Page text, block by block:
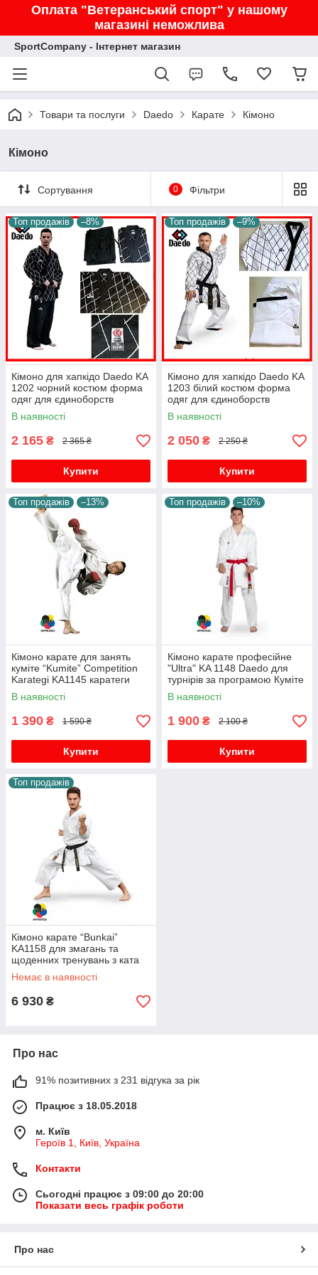
Оплата "Ветеранський спорт" у нашому
магазині неможлива
SportCompany - Інтернет магазин
Товари та послуги Daedo Карате Кімоно
Кімоно
Сортування 0 Фільтри
Топ продажів –8%
Кімоно для хапкідо Daedo KA
1202 чорний костюм форма
одяг для єдиноборств
бойових мистецтв
В наявності
2 165 ₴ 2 365 ₴
Купити
Топ продажів –9%
Кімоно для хапкідо Daedo KA
1203 білий костюм форма
одяг для єдиноборств
бойових мистецтв
В наявності
2 050 ₴ 2 250 ₴
Купити
Топ продажів –13%
Кімоно карате для занять
куміте “Kumite” Competition
Karategi KA1145 каратеги
біле
В наявності
1 390 ₴ 1 590 ₴
Купити
Топ продажів –10%
Кімоно карате професійне
"Ultra" KA 1148 Daedo для
турнірів за програмою Куміте
каратегі
В наявності
1 900 ₴ 2 100 ₴
Купити
Топ продажів
Кімоно карате “Bunkai”
KA1158 для змагань та
щоденних тренувань з ката
японський крій
Немає в наявності
6 930 ₴
Про нас
91% позитивних з 231 відгука за рік
Працює з 18.05.2018
м. Київ
Героїв 1, Київ, Україна
Контакти
Сьогодні працює з 09:00 до 20:00
Показати весь графік роботи
Про нас